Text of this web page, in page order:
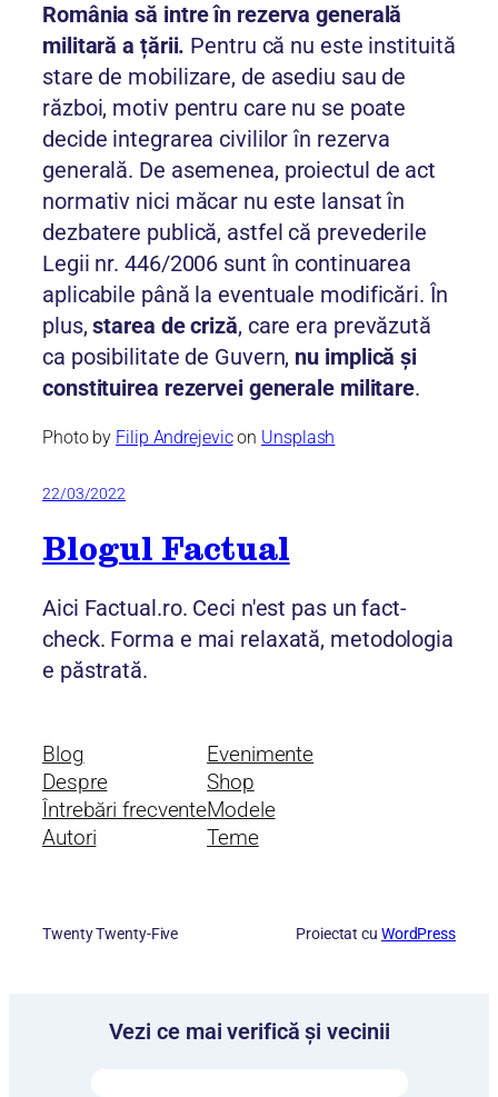
România să intre în rezerva generală
militară a țării. Pentru că nu este instituită
stare de mobilizare, de asediu sau de
război, motiv pentru care nu se poate
decide integrarea civililor în rezerva
generală. De asemenea, proiectul de act
normativ nici măcar nu este lansat în
dezbatere publică, astfel că prevederile
Legii nr. 446/2006 sunt în continuarea
aplicabile până la eventuale modificări. În
plus,starea de criză, care era prevăzută
ca posibilitate de Guvern, nu implică și
constituirea rezervei generale militare.
Photo by Filip Andrejevicon Unsplash
22/03/2022
Blogul Factual
Aici Factual.ro. Ceci n'est pas un fact-
check. Forma e mai relaxată, metodologia
e păstrată.
Blog
Despre
Întrebări frecvente
Autori
Evenimente
Shop
Modele
Teme
Twenty Twenty-Five Proiectat cu WordPress
Vezi ce mai verifică și vecinii